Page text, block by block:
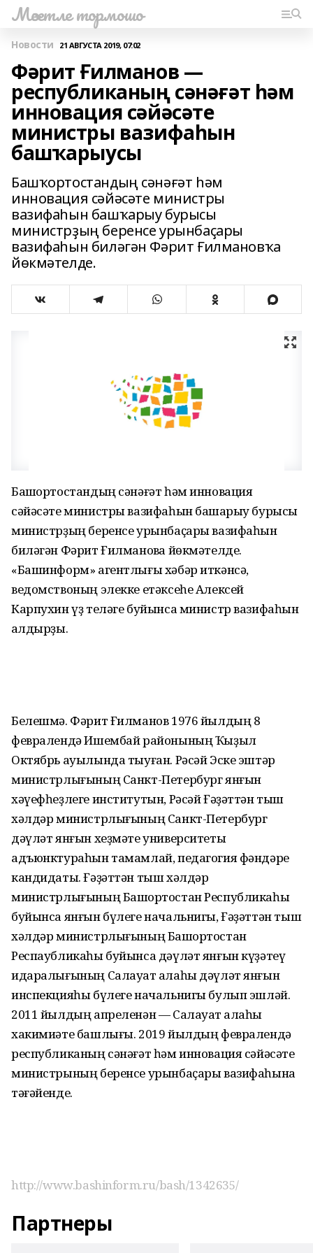
Мәсетле тормошо
Новости 21 АВГУСТА 2019, 07:02
Фәрит Ғилманов —
республиканың сәнәғәт һәм
инновация сәйәсәте
министры вазифаһын
башҡарыусы
Башҡортостандың сәнәғәт һәм
инновация сәйәсәте министры
вазифаһын башҡарыу бурысы
министрҙың беренсе урынбаҫары
вазифаһын биләгән Фәрит Ғилмановҡа
йөкмәтелде.
Башҡортостандың сәнәғәт һәм инновация
сәйәсәте министры вазифаһын башҡарыу бурысы
министрҙың беренсе урынбаҫары вазифаһын
биләгән Фәрит Ғилмановҡа йөкмәтелде.
«Башинформ» агентлығы хәбәр иткәнсә,
ведомствоның элекке етәксеһе Алексей
Карпухин үҙ теләге буйынса министр вазифаһын
ҡалдырҙы.
Белешмә. Фәрит Ғилманов 1976 йылдың 8
февралендә Ишембай районының Ҡыҙыл
Октябрь ауылында тыуған. Рәсәй Эске эштәр
министрлығының Санкт-Петербург янғын
хәүефһеҙлеге институтын, Рәсәй Ғәҙәттән тыш
хәлдәр министрлығының Санкт-Петербург
дәүләт янғын хеҙмәте университеты
адъюнктураһын тамамлай, педагогия фәндәре
кандидаты. Ғәҙәттән тыш хәлдәр
министрлығының Башҡортостан Республикаһы
буйынса янғын бүлеге начальнигы, Ғәҙәттән тыш
хәлдәр министрлығының Башҡортостан
Респаубликаһы буйынса дәүләт янғын күҙәтеү
идаралығының Салауат ҡалаһы дәүләт янғын
инспекцияһы бүлеге начальнигы булып эшләй.
2011 йылдың апреленән — Салауат ҡалаһы
хакимиәте башлығы. 2019 йылдың февралендә
республиканың сәнәғәт һәм инновация сәйәсәте
министрының беренсе урынбаҫары вазифаһына
тәғәйенде.
http://www.bashinform.ru/bash/1342635/
Партнеры